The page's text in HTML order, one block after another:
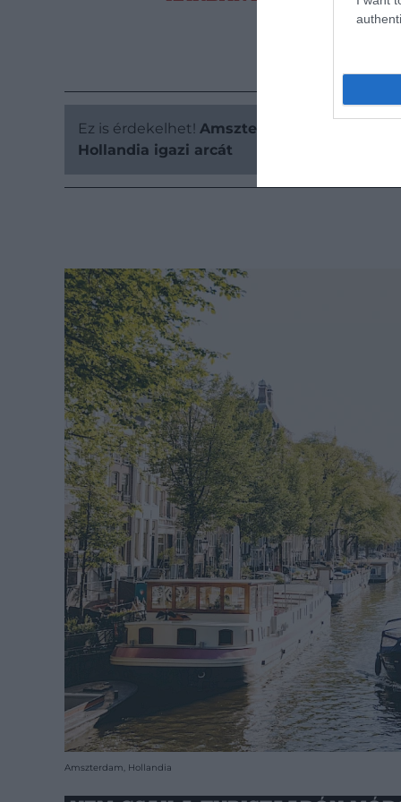
Ez is érdekelhet! Amszterdamon túl: 7
Hollandia igazi arcát
Amszterdam, Hollandia